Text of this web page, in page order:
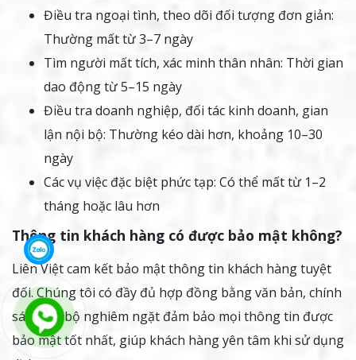
Điều tra ngoại tình, theo dõi đối tượng đơn giản:
Thường mất từ 3–7 ngày
Tìm người mất tích, xác minh thân nhân: Thời gian
dao động từ 5–15 ngày
Điều tra doanh nghiệp, đối tác kinh doanh, gian
lận nội bộ: Thường kéo dài hơn, khoảng 10–30
ngày
Các vụ việc đặc biệt phức tạp: Có thể mất từ 1–2
tháng hoặc lâu hơn
Thông tin khách hàng có được bảo mật không?
Liên Việt cam kết bảo mật thông tin khách hàng tuyệt
đối. Chúng tôi có đầy đủ hợp đồng bằng văn bản, chính
sách nội bộ nghiêm ngặt đảm bảo mọi thông tin được
bảo mật tốt nhất, giúp khách hàng yên tâm khi sử dụng